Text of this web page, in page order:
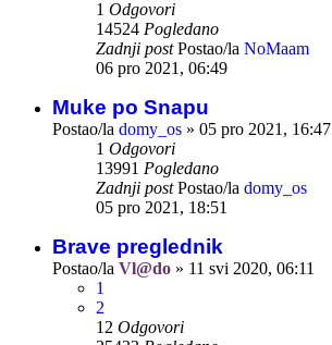
1 Odgovori
14524 Pogledano
Zadnji postPostao/la NoMaam
06 pro 2021, 06:49
Muke po Snapu
Postao/la domy_os » 05 pro 2021, 16:47
1 Odgovori
13991 Pogledano
Zadnji postPostao/la domy_os
05 pro 2021, 18:51
Brave preglednik
Postao/la Vl@do » 11 svi 2020, 06:11
1
2
12 Odgovori